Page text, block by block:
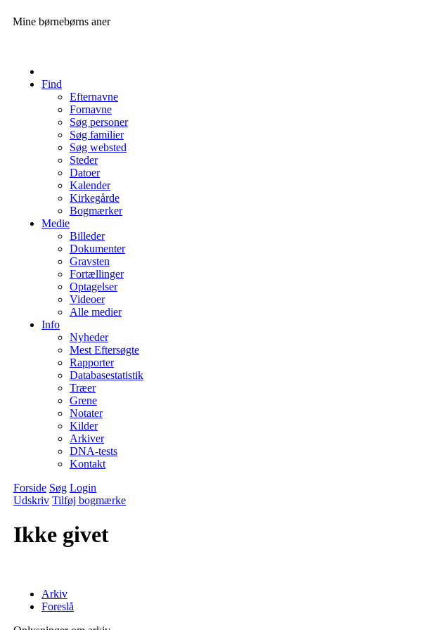
Mine børnebørns aner
Find
Efternavne
Fornavne
Søg personer
Søg familier
Søg websted
Steder
Datoer
Kalender
Kirkegårde
Bogmærker
Medie
Billeder
Dokumenter
Gravsten
Fortællinger
Optagelser
Videoer
Alle medier
Info
Nyheder
Mest Eftersøgte
Rapporter
Databasestatistik
Træer
Grene
Notater
Kilder
Arkiver
DNA-tests
Kontakt
Forside Søg Login
Udskriv Tilføj bogmærke
Ikke givet
Arkiv
Foreslå